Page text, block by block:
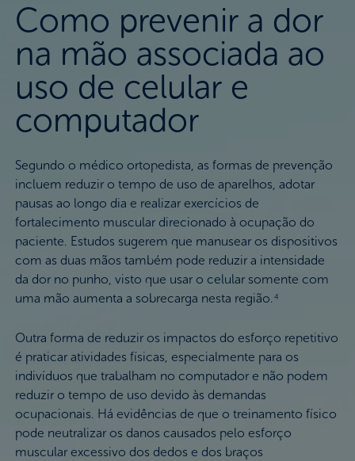
Como prevenir a dor
na mão associada ao
uso de celular e
computador
Segundo o médico ortopedista, as formas de prevenção
incluem reduzir o tempo de uso de aparelhos, adotar
pausas ao longo dia e realizar exercícios de
fortalecimento muscular direcionado à ocupação do
paciente. Estudos sugerem que manusear os dispositivos
com as duas mãos também pode reduzir a intensidade
da dor no punho, visto que usar o celular somente com
uma mão aumenta a sobrecarga nesta região.4
Outra forma de reduzir os impactos do esforço repetitivo
é praticar atividades físicas, especialmente para os
indivíduos que trabalham no computador e não podem
reduzir o tempo de uso devido às demandas
ocupacionais. Há evidências de que o treinamento físico
pode neutralizar os danos causados pelo esforço
muscular excessivo dos dedos e dos braços